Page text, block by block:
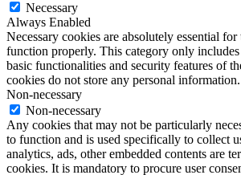
Necessary
Always Enabled
Necessary cookies are absolutely essential
function properly. This category only includes
basic functionalities and security features of
cookies do not store any personal information.
Non-necessary
Non-necessary
Any cookies that may not be particularly
to function and is used specifically to collect
analytics, ads, other embedded contents are
cookies. It is mandatory to procure user